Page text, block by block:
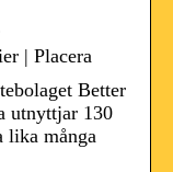
| Placera
Better
utnyttjar 130
lika många